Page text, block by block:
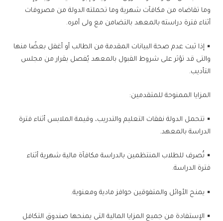
وما تقاضاه من مكافآت شهرية وما تحملته الدولة من مصروفات
أثناء فترة دراسته بالمعهد بالتضامن مع ولى أمره.
▪ إذا ثبت عدم صحة البيانات المقدمة من الطالب أو أغفل بعضًا منها
والتى قد تؤثر على شروط القبول بالمعهد يُفصل بقرار من مجلس
التأديب.
المزايا الممنوحة للمتقدمين:
▪ تتحمل الدولة نفقات التعليم والتدريب، وقيمة الملابس أثناء فترة
الدراسة بالمعهد.
▪ تُصرف للطلاب المنتظمين بالدراسة مكافآة مالية شهرية أثناء
فترة الدراسة.
▪ يمنح الأوائل والمتفوقين حوافز مادية ومعنوية.
▪ الإستفادة من جميع المزايا المالية التى يمنحها صندوق التكافل